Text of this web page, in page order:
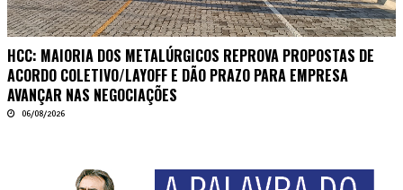
HCC: MAIORIA DOS METALÚRGICOS REPROVA PROPOSTAS DE
ACORDO COLETIVO/LAYOFF E DÃO PRAZO PARA EMPRESA
AVANÇAR NAS NEGOCIAÇÕES
06/08/2026